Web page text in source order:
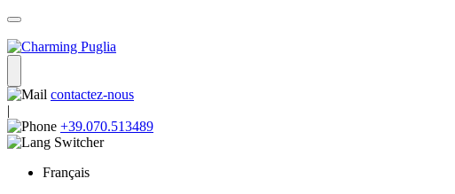
contactez-nous
|
+39.070.513489
Français